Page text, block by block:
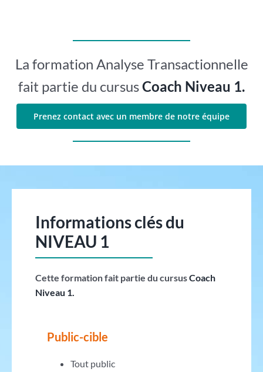
La formation Analyse Transactionnelle
fait partie du cursusCoach Niveau 1.
Prenez contact avec un membre de notre équipe
Informations clés du
NIVEAU 1
Cette formation fait partie du cursusCoach
Niveau 1.
Public-cible
Tout public